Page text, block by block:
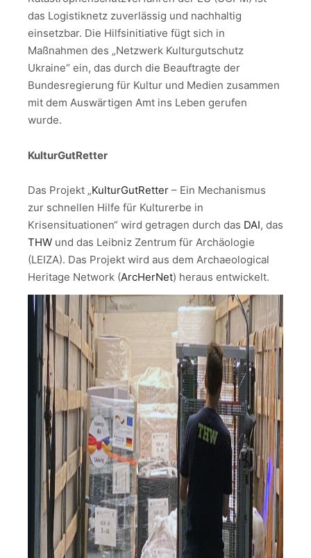
das Logistiknetz zuverlässig und nachhaltig
einsetzbar. Die Hilfsinitiative fügt sich in
Maßnahmen des „Netzwerk Kulturgutschutz
Ukraine“ ein, das durch die Beauftragte der
Bundesregierung für Kultur und Medien zusammen
mit dem Auswärtigen Amt ins Leben gerufen
wurde.
KulturGutRetter
Das Projekt „KulturGutRetter – Ein Mechanismus
zur schnellen Hilfe für Kulturerbe in
Krisensituationen“ wird getragen durch das DAI, das
THW und das Leibniz Zentrum für Archäologie
(LEIZA). Das Projekt wird aus dem Archaeological
Heritage Network (ArcHerNet) heraus entwickelt.